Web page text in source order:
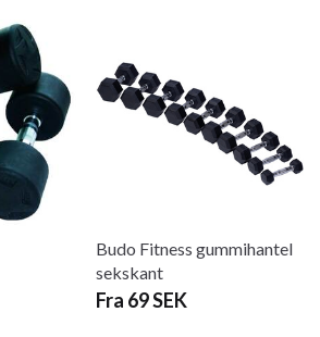
Budo Fitness gummihantel
sekskant
Fra 69 SEK